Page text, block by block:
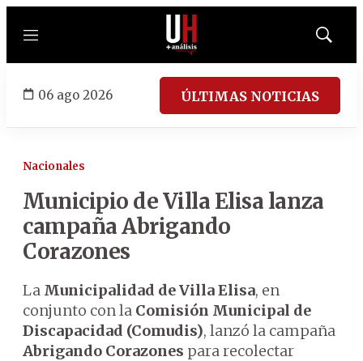
Menú
Mostrar
06 ago 2026 ÚLTIMAS NOTICIAS
Nacionales
Municipio de Villa Elisa lanza
campaña Abrigando
Corazones
La Municipalidad de Villa Elisa, en
conjunto con la Comisión Municipal de
Discapacidad (Comudis), lanzó la campaña
Abrigando Corazones para recolectar